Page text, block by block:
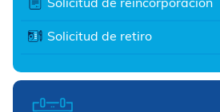
Solicitud de reincorporación
Solicitud de retiro